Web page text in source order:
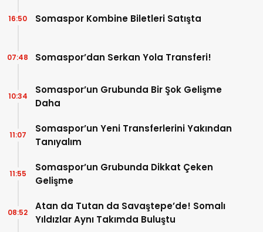
Somaspor Kombine Biletleri Satışta
16:50
Somaspor’dan Serkan Yola Transferi!
07:48
Somaspor’un Grubunda Bir Şok Gelişme
Daha
10:34
Somaspor’un Yeni Transferlerini Yakından
Tanıyalım
11:07
Somaspor’un Grubunda Dikkat Çeken
Gelişme
11:55
Atan da Tutan da Savaştepe’de! Somalı
Yıldızlar Aynı Takımda Buluştu
08:52